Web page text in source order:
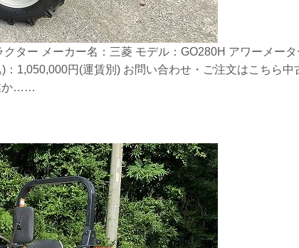
ター メーカー名：三菱 モデル：GO280H アワーメー
1,050,000円(運賃別) お問い合わせ・ご注文はこちら
か……